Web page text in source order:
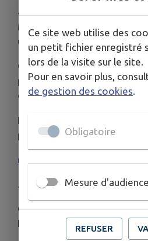
4- Mercredi 22 juillet : Café
Montaubar de Montautour
un moment conviviale
GRATUIT et ouvert à tous
parents, assistants
d’enfants de moins de 6 ans
N’hésitez pas à vous
par mail ou sms!
rpe@chatillon-en-
Je vous souhaite une bonne
Claire-Sophie Chérel
Petite Enfance « Arc-en-
Ce site web utilise des
un petit fichier enregistré
lors de la visite sur le site.
Pour en savoir plus,
de gestion des cookies.
Obligatoire
Mesure
REFUSER